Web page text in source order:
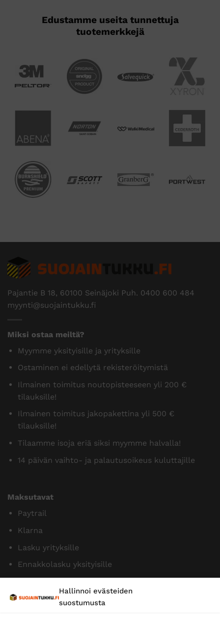
Hallinnoi evästeiden
suostumusta
Edustamme useita tunnettuja
tuotemerkkejä
Pajantie B 18, 60100 Seinäjoki Puh. 0400 600 484
myynti@suojaintukku.fi
Miksi ostaa meiltä?
Myymme yksityisille ja yrityksille
Ostaminen ei edellytä rekisteröitymistä
Ilmainen toimitus noutopisteeseen yli 200 €
tilauksille!
Ilmainen toimitus jakopakettina yli 500 €
tilauksille!
Tilaamme isoja eriä siksi myymme halvalla!
14 päivän vaihto- ja palautusoikeus kuluttajille
Maksutavat
Paytrail
Klarna
Lasku yrityksille
Ennakkolasku yksityisille